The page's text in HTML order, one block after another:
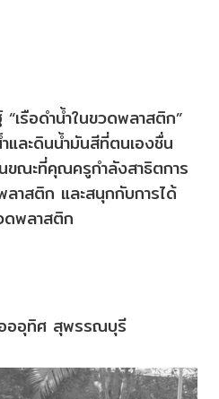
เรือดำน้ำในขวดพลาสติก”
และดินน้ำมันสีที่ตนเองชื่น
ขณะที่คุณครูกำลังสาธิตการ
ลาสติก และสนุกกับการได้
ดพลาสติก
อออุทิศ สุพรรณบุรี